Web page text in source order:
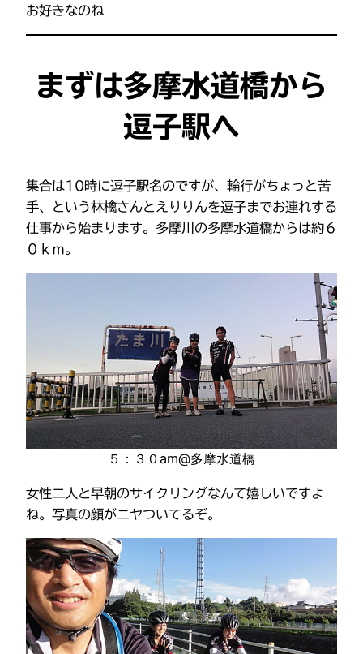
お好きなのね
まずは多摩水道橋から
逗子駅へ
集合は10時に逗子駅名のですが、輪行がちょっと苦
手、という林檎さんとえりりんを逗子までお連れする
仕事から始まります。多摩川の多摩水道橋からは約６
０ｋｍ。
５：３０am@多摩水道橋
女性二人と早朝のサイクリングなんて嬉しいですよ
ね。写真の顔がニヤついてるぞ。